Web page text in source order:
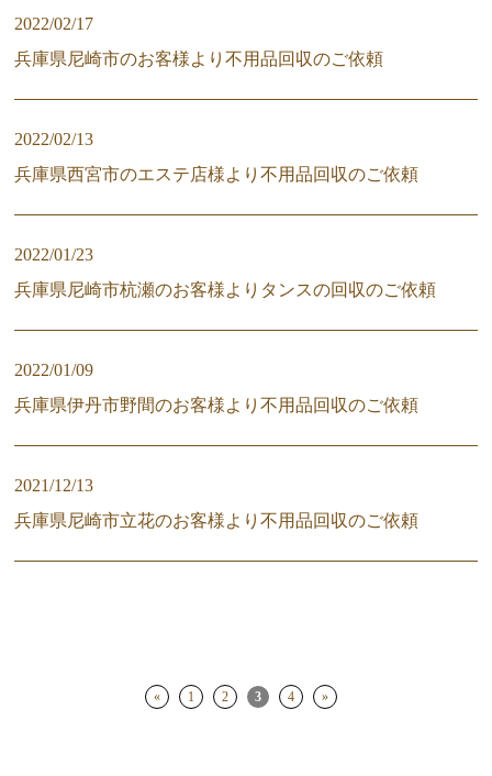
2022/02/17
兵庫県尼崎市のお客様より不用品回収のご依頼
2022/02/13
兵庫県西宮市のエステ店様より不用品回収のご依頼
2022/01/23
兵庫県尼崎市杭瀬のお客様よりタンスの回収のご依頼
2022/01/09
兵庫県伊丹市野間のお客様より不用品回収のご依頼
2021/12/13
兵庫県尼崎市立花のお客様より不用品回収のご依頼
« 1 2 3 4 »